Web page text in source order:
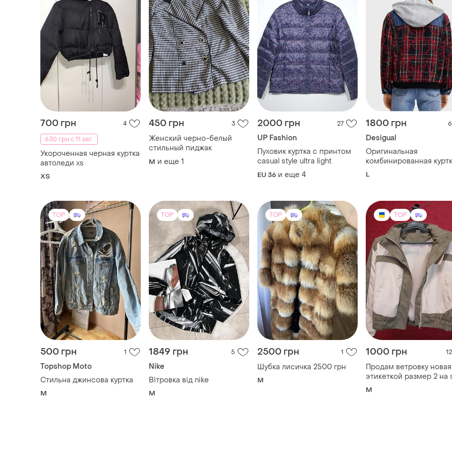
700 грн
630 грн с 11 авг.
Укороченная черная куртка
автоледи xs
450 грн 3
Женский черно-белый
стильный пиджак
M и еще 1
2000 грн 27
UP Fashion
Пуховик куртка с принтом
casual style ultra light
EU 36 и еще 4
1800 грн 6
Desigual
Оригинальная
комбинированная
бомбер desigual
в идеале
TOP
500 грн 1
Topshop Moto
Стильна джинсова куртка
M
1849 грн 5
Nike
Вітровка від nike
M
2500 грн 1
Шубка лисичка 2500 грн
M
1000 грн
Продам ветровку новая
этикеткой размер 2 на
новичка.неподходил
размер. идеальная на
осень весну. цвет хаки
белыми есть торг.
M